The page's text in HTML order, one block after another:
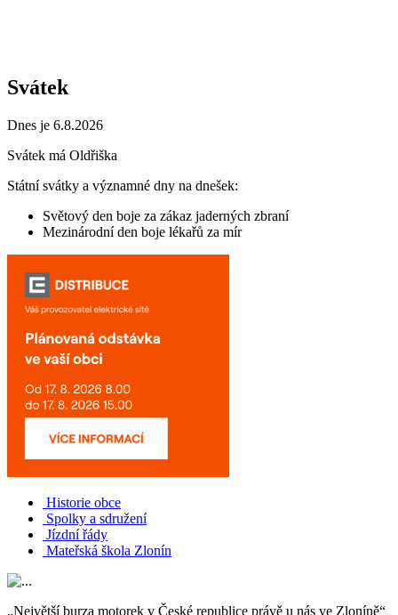
Svátek
Dnes je 6.8.2026
Svátek má Oldřiška
Státní svátky a významné dny na dnešek:
Světový den boje za zákaz jaderných zbraní
Mezinárodní den boje lékařů za mír
Historie obce
Spolky a sdružení
Jízdní řády
Mateřská škola Zlonín
„Největší burza motorek v České republice právě u nás ve Zloníně“